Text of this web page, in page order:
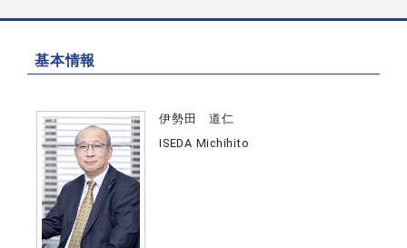
基本情報
伊勢田 道仁
ISEDA Michihito